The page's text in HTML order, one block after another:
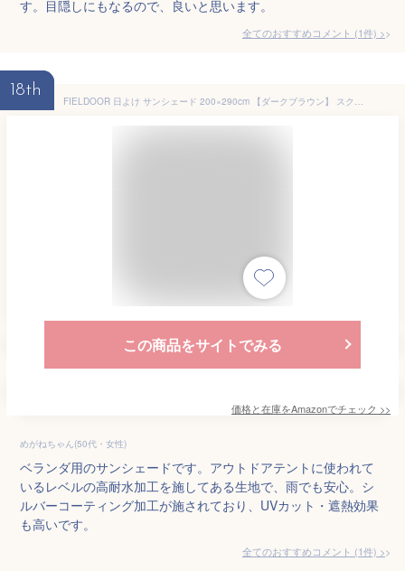
す。目隠しにもなるので、良いと思います。
全てのおすすめコメント (1件) >
18th
FIELDOOR 日よけ サンシェード 200×290cm 【ダークブラウン】 スクリーン UVカット 高耐水 ベランダ オーニング すだれ 簡単設置
この商品をサイトでみる
価格と在庫をAmazonでチェック >>
めがねちゃん(50代・女性)
ベランダ用のサンシェードです。アウトドアテントに使われて
いるレベルの高耐水加工を施してある生地で、雨でも安心。シ
ルバーコーティング加工が施されており、UVカット・遮熱効果
も高いです。
全てのおすすめコメント (1件) >